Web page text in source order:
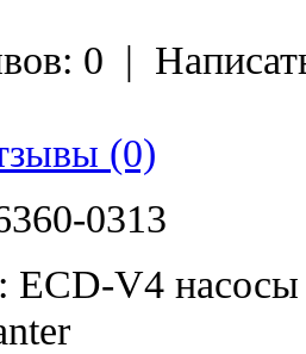
0 |
(0)
0313
V4